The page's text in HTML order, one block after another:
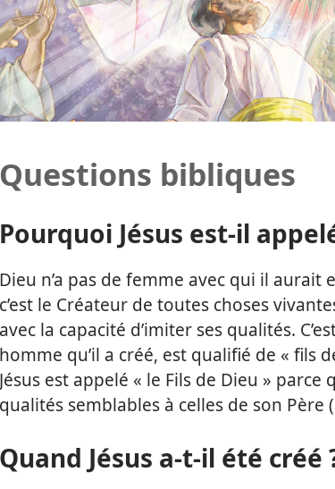
Questions bibliques
Pourquoi Jésus est-​il
Dieu n’a pas de femme avec qui il aurait
c’est le Créateur de toutes choses
avec la capacité d’imiter ses qualités.
homme qu’il a créé, est qualifié de « fils
Jésus est appelé « le Fils de Dieu » parce
qualités semblables à celles de son Père (
Quand Jésus a-​t-​il été créé